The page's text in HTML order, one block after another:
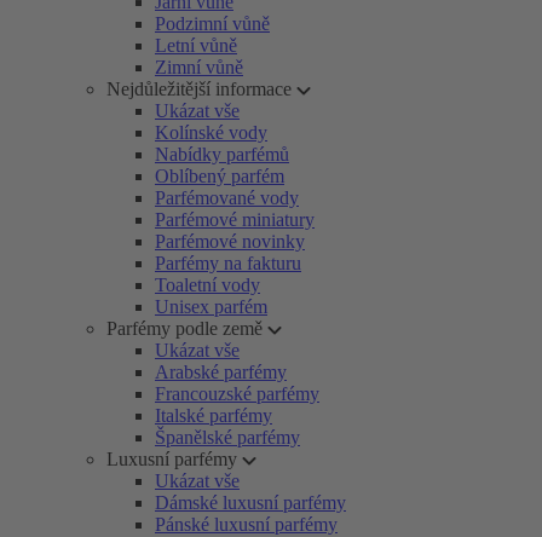
Podzimní vůně
Letní vůně
Zimní vůně
Nejdůležitější informace
Ukázat vše
Kolínské vody
Nabídky parfémů
Oblíbený parfém
Parfémované vody
Parfémové miniatury
Parfémové novinky
Parfémy na fakturu
Toaletní vody
Unisex parfém
Parfémy podle země
Ukázat vše
Arabské parfémy
Francouzské parfémy
Italské parfémy
Španělské parfémy
Luxusní parfémy
Ukázat vše
Dámské luxusní parfémy
Pánské luxusní parfémy